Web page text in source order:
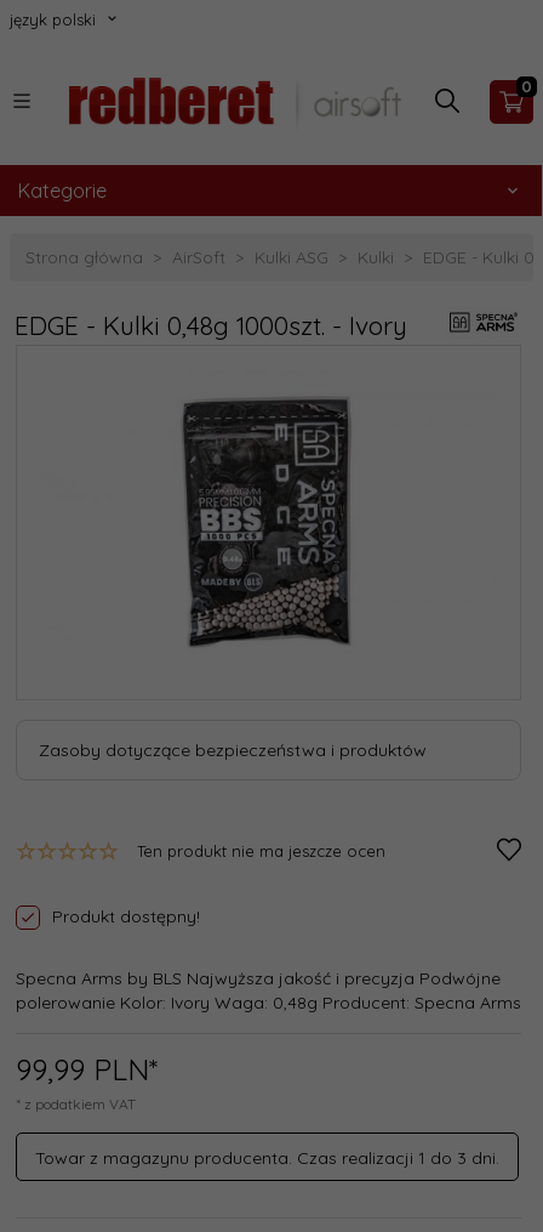
język polski
0
Kategorie
Strona główna AirSoft Kulki ASG Kulki EDGE - Kulki
EDGE - Kulki 0,48g 1000szt. - Ivory
Zasoby dotyczące bezpieczeństwa i produktów
Ten produkt nie ma jeszcze ocen
Produkt dostępny!
Specna Arms by BLS Najwyższa jakość i precyzja Podwójne
polerowanie Kolor: Ivory Waga: 0,48g Producent: Specna Arms
99,99 PLN*
* z podatkiem VAT
Towar z magazynu producenta. Czas realizacji 1 do 3 dni.